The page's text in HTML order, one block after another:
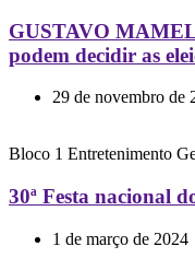
GUSTAVO
podem decidir as
29 de novembro de
Bloco 1 Entretenimento
30ª Festa nacional
1 de março de 2024